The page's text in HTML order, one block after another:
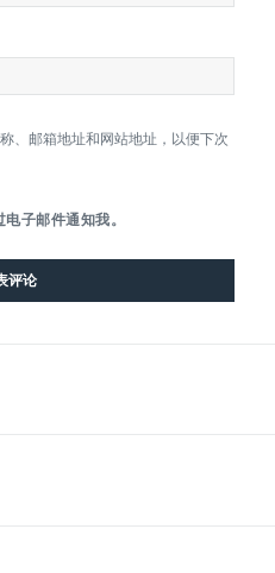
、邮箱地址和网站地址，以便下次
子邮件通知我。